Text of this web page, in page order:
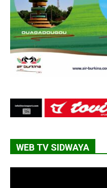
WEB TV SIDWAYA